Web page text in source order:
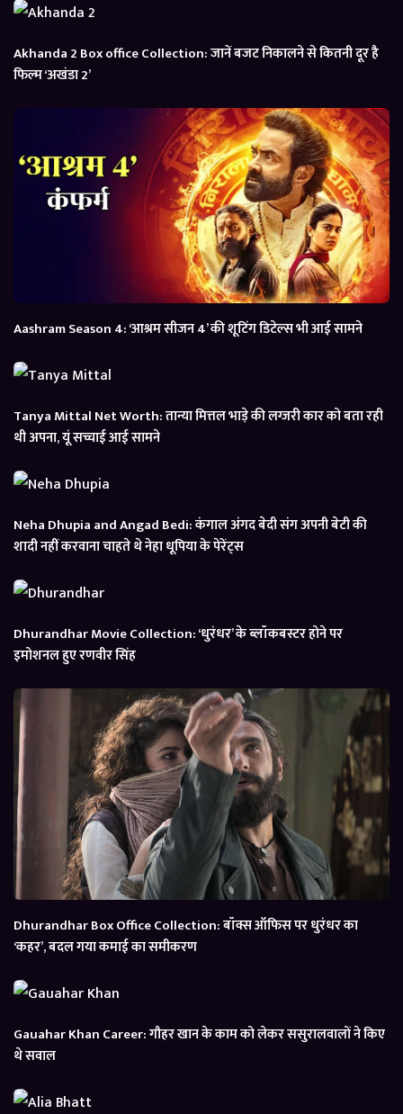
Akhanda 2 Box office Collection: जानें बजट निकालने से कितनी दूर है
फिल्म ‘अखंडा 2’
Aashram Season 4: ‘आश्रम सीजन 4’ की शूटिंग डिटेल्स भी आई सामने
Tanya Mittal Net Worth: तान्या मित्तल भाड़े की लग्जरी कार को बता रही
थी अपना, यूं सच्चाई आई सामने
Neha Dhupia and Angad Bedi: कंगाल अंगद बेदी संग अपनी बेटी की
शादी नहीं करवाना चाहते थे नेहा धूपिया के पेरेंट्स
Dhurandhar Movie Collection: ‘धुरंधर’ के ब्लॉकबस्टर होने पर
इमोशनल हुए रणवीर सिंह
Dhurandhar Box Office Collection: बॉक्स ऑफिस पर धुरंधर का
‘कहर’, बदल गया कमाई का समीकरण
Gauahar Khan Career: गौहर खान के काम को लेकर ससुरालवालों ने किए
थे सवाल